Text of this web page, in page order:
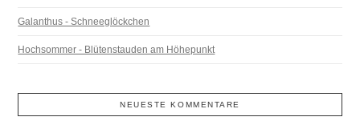
Galanthus - Schneeglöckchen
Hochsommer - Blütenstauden am Höhepunkt
NEUESTE KOMMENTARE